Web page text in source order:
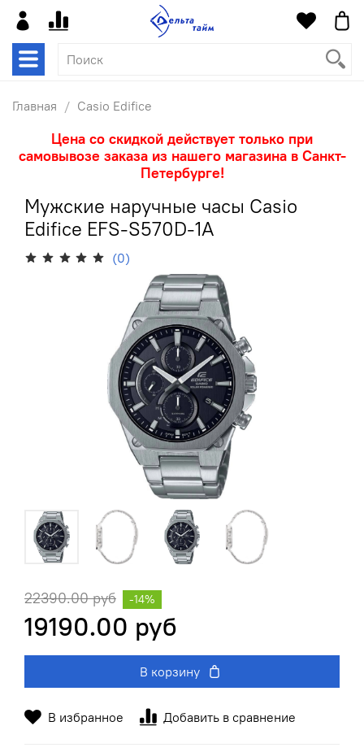
Главная Casio Edifice
Цена со скидкой действует только при
самовывозе заказа из нашего магазина в Санкт-
Петербурге!
Мужские наручные часы Casio
Edifice EFS-S570D-1A
(0)
В избранное Добавить в сравнение
22390.00 руб
19190.00 руб
-14%
В корзину